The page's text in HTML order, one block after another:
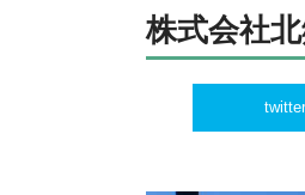
株式会社
twitter